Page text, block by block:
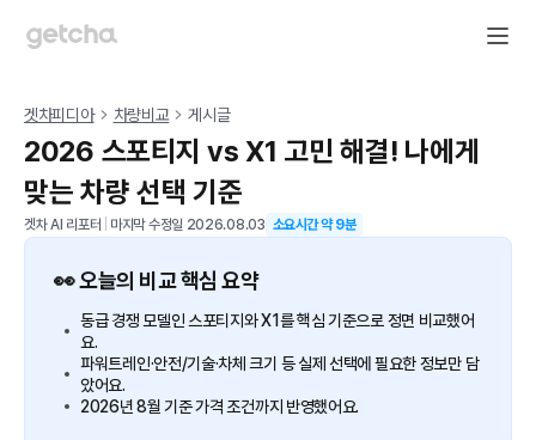
겟차피디아 차량비교 게시글
2026 스포티지 vs X1 고민 해결! 나에게
맞는 차량 선택 기준
겟차 AI 리포터 마지막 수정일 2026.08.03 소요시간 약9분
👀 오늘의 비교 핵심 요약
동급 경쟁 모델인 스포티지와 X1를 핵심 기준으로 정면 비교했어
요.
파워트레인·안전/기술·차체 크기 등 실제 선택에 필요한 정보만 담
았어요.
2026년 8월 기준 가격 조건까지 반영했어요.